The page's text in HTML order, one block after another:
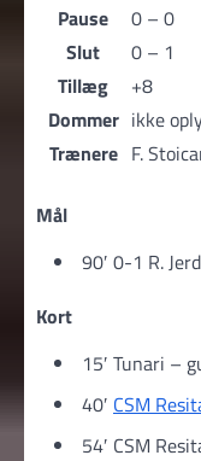
Pause
0 – 0
Slut
0 – 1
Tillæg
+8
Dommer ikke
Trænere F.
Mål
90′ 0-1 R.
Kort
15′ Tunari –
40′ CSM
54′ CSM